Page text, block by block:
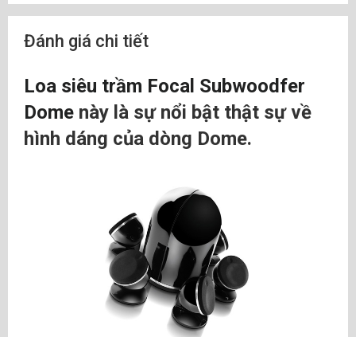
Đánh giá chi tiết
Loa siêu trầm Focal Subwoodfer
Dome này là sự nổi bật thật sự về
hình dáng của dòng Dome.